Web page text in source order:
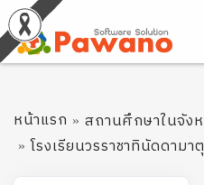
หน้าแรก
สถานศึกษาในจัง
โรงเรียนวรราชาทินัดดามา